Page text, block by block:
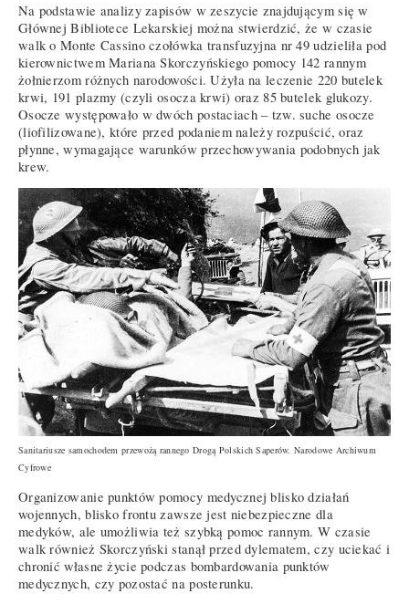
Na podstawie analizy zapisów w zeszycie znajdującym się w
Głównej Bibliotece Lekarskiej można stwierdzić, że w czasie
walk o Monte Cassino czołówka transfuzyjna nr 49 udzieliła pod
kierownictwem Mariana Skorczyńskiego pomocy 142 rannym
żołnierzom różnych narodowości. Użyła na leczenie 220 butelek
krwi, 191 plazmy (czyli osocza krwi) oraz 85 butelek glukozy.
Osocze występowało w dwóch postaciach – tzw. suche osocze
(liofilizowane), które przed podaniem należy rozpuścić, oraz
płynne, wymagające warunków przechowywania podobnych jak
krew.
Sanitariusze samochodem przewożą rannego Drogą Polskich Saperów. Narodowe Archiwum
Cyfrowe
Organizowanie punktów pomocy medycznej blisko działań
wojennych, blisko frontu zawsze jest niebezpieczne dla
medyków, ale umożliwia też szybką pomoc rannym. W czasie
walk również Skorczyński stanął przed dylematem, czy uciekać i
chronić własne życie podczas bombardowania punktów
medycznych, czy pozostać na posterunku.